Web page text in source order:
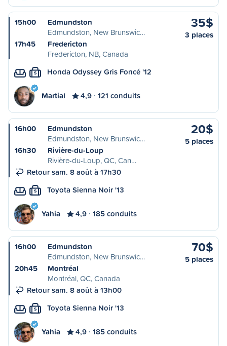
15h00
Edmundston
Edmundston, New Brunswic…
17h45
Fredericton
Fredericton, NB, Canada
35$
3 places
S Honda Odyssey Gris Foncé '12
Martial 4,9 121 conduits
16h00
Edmundston
Edmundston, New Brunswic…
16h30
Rivière-du-Loup
Rivière-du-Loup, QC, Can…
Retour sam. 8 août à 17h30
20$
5 places
S Toyota Sienna Noir '13
Yahia 4,9 185 conduits
16h00
Edmundston
Edmundston, New Brunswic…
20h45
Montréal
Montréal, QC, Canada
Retour sam. 8 août à 13h00
70$
5 places
S Toyota Sienna Noir '13
Yahia 4,9 185 conduits